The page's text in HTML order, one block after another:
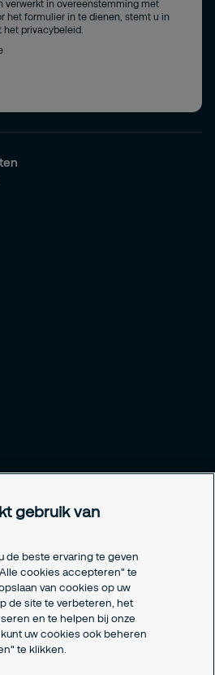
verwerkt in overeenstemming met
het formulier in te dienen, stemt u in
het privacybeleid.
gebruik van
de beste ervaring te geven
cookies accepteren" te
van cookies op uw
de site te verbeteren, het
en te helpen bij onze
uw cookies ook beheren
te klikken.